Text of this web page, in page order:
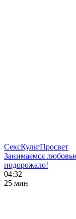
СексКультПросвет
Занимаемся
подорожало!
04:32
25 мин